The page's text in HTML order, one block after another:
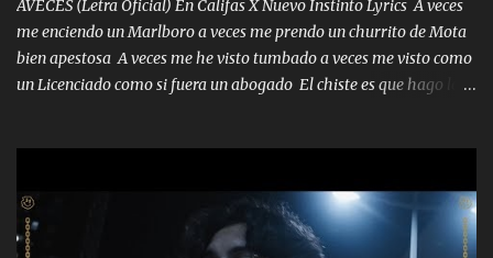
AVECES (Letra Oficial) En Califas X Nuevo Instinto Lyrics A veces
me enciendo un Marlboro a veces me prendo un churrito de Mota
bien apestosa A veces me he visto tumbado a veces me visto como
un Licenciado como si fuera un abogado El chiste es que hago lo
corriente no quieren verte subir de level trucha mis plebes Música
A veces me pongo un sombrero a veces me ven la cachucha de lado
con la mirada siempre en alto A veces me fajó una super o a veces